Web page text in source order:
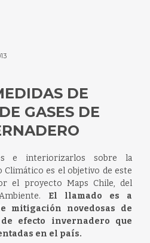
DE
GASES DE
e interiorizarlos sobre la
Climático es el objetivo de este
el proyecto Maps Chile, del
El llamado es a
mitigación novedosas de
efecto invernadero que
en el país.